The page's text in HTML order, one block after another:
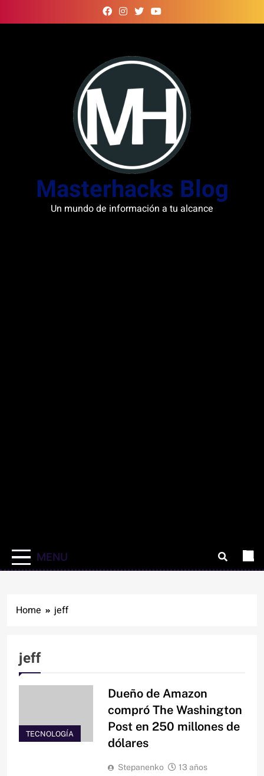
to
Masterhacks Blog
Un mundo de información a tu alcance
MENU
Home jeff
jeff
TECNOLOGÍA
Dueño de Amazon
compró The Washington
Post en 250 millones de
dólares
Stepanenko
13 años